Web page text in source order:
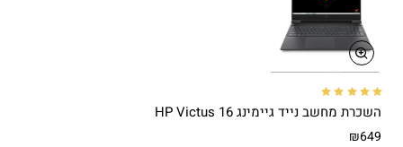
השכרת מחשב נייד גיימינג HP Victus 16
₪649